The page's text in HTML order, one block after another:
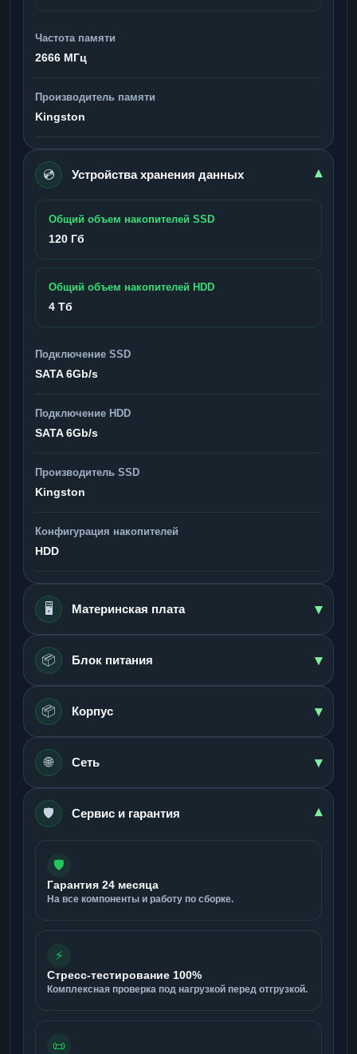
Частота памяти
2666 МГц
Производитель памяти
Kingston
💿 Устройства хранения данных ▾
Общий объем накопителей SSD
120 Гб
Общий объем накопителей HDD
4 Тб
Подключение SSD
SATA 6Gb/s
Подключение HDD
SATA 6Gb/s
Производитель SSD
Kingston
Конфигурация накопителей
HDD
🖥️ Материнская плата ▾
📦 Блок питания ▾
📦 Корпус ▾
🌐 Сеть ▾
🛡️ Сервис и гарантия ▾
🛡️
Гарантия 24 месяца
На все компоненты и работу по сборке.
⚡
Стресс-тестирование 100%
Комплексная проверка под нагрузкой перед отгрузкой.
📜